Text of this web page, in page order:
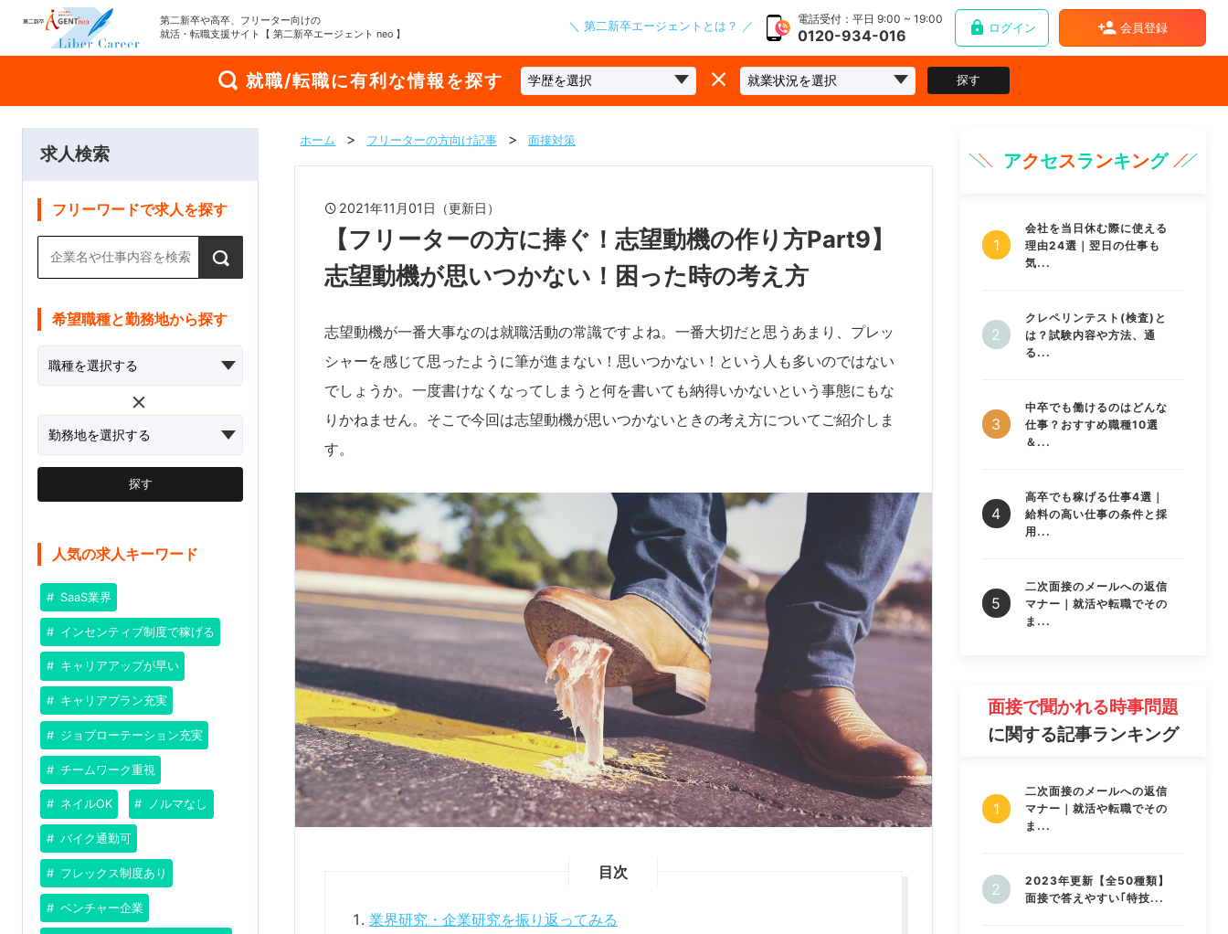
第二新卒や高卒、フリーター向けの
就活・転職支援サイト【 第二新卒エージェント neo 】
＼ 第二新卒エージェントとは？ ／ 電話受付：平日 9:00 ~ 19:00
0120-934-016 ログイン 会員登録
就職/転職に有利な情報を探す 探す
求人検索
フリーワードで求人を探す
希望職種と勤務地から探す
探す
人気の求人キーワード
SaaS業界
インセンティブ制度で稼げる
キャリアアップが早い
キャリアプラン充実
ジョブローテーション充実
チームワーク重視
ネイルOK ノルマなし
バイク通勤可
フレックス制度あり
ベンチャー企業
ホーム フリーターの方向け記事 面接対策
2021年11月01日（更新日）
【フリーターの方に捧ぐ！志望動機の作り方Part9】
志望動機が思いつかない！困った時の考え方
志望動機が一番大事なのは就職活動の常識ですよね。一番大切だと思うあまり、プレッ
シャーを感じて思ったように筆が進まない！思いつかない！という人も多いのではない
でしょうか。一度書けなくなってしまうと何を書いても納得いかないという事態にもな
りかねません。そこで今回は志望動機が思いつかないときの考え方についてご紹介しま
す。
目次
業界研究・企業研究を振り返ってみる
アクセスランキング
会社を当日休む際に使える
理由24選｜翌日の仕事も
気...
クレペリンテスト(検査)と
は？試験内容や方法、通
る...
中卒でも働けるのはどんな
仕事？おすすめ職種10選
＆...
高卒でも稼げる仕事4選｜
給料の高い仕事の条件と採
用...
二次面接のメールへの返信
マナー｜就活や転職でその
ま...
面接で聞かれる時事問題
に関する記事ランキング
二次面接のメールへの返信
マナー｜就活や転職でその
ま...
2023年更新【全50種類】
面接で答えやすい｢特技...